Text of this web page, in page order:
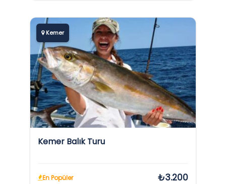
Kemer
Kemer Balık Turu
En Popüler ₺3.200